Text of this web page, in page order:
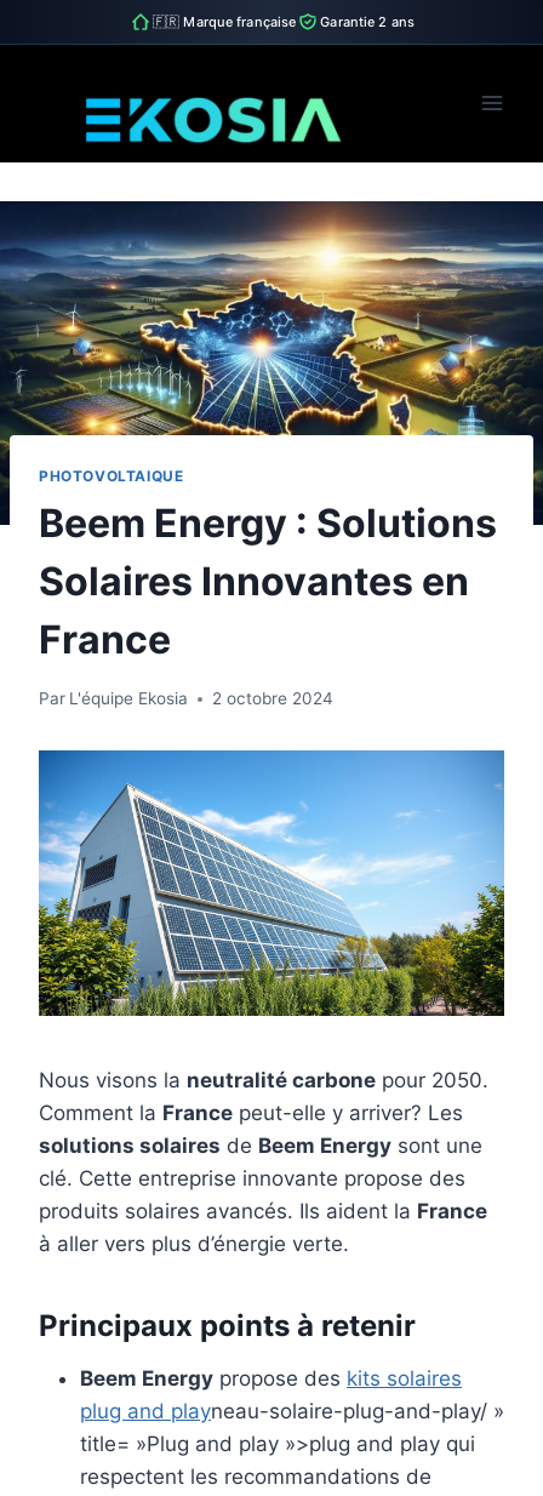
🇫🇷 Marque française Garantie 2 ans
PHOTOVOLTAIQUE
Beem Energy : Solutions
Solaires Innovantes en
France
Par L'équipe Ekosia 2 octobre 2024
Nous visons la neutralité carbone pour 2050.
Comment la France peut-elle y arriver? Les
solutions solaires de Beem Energy sont une
clé. Cette entreprise innovante propose des
produits solaires avancés. Ils aident la France
à aller vers plus d’énergie verte.
Principaux points à retenir
Beem Energy propose des kits solaires
plug and playneau-solaire-plug-and-play/ »
title= »Plug and play »>plug and play qui
respectent les recommandations de